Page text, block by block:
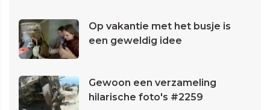
Op vakantie met het busje is
een geweldig idee
Gewoon een verzameling
hilarische foto's #2259